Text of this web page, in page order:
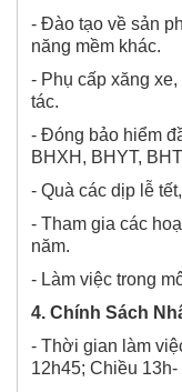
- Đào tạo về sản
năng mềm khác.
- Phụ cấp xăng
tác.
- Đóng bảo hiểm
BHXH, BHYT,
- Quà các dịp lễ
- Tham gia các
năm.
- Làm việc trong
4. Chính Sách
- Thời gian làm
12h45; Chiều 13h-